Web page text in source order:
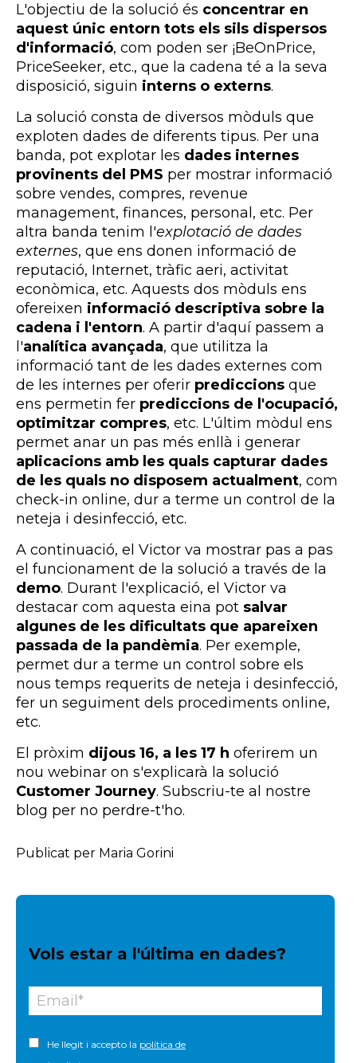
L'objectiu de la solució és concentrar en
aquest únic entorn tots els sils dispersos
d'informació, com poden ser ¡BeOnPrice,
PriceSeeker, etc., que la cadena té a la seva
disposició, siguin interns o externs.
La solució consta de diversos mòduls que
exploten dades de diferents tipus. Per una
banda, pot explotar les dades internes
provinents del PMS per mostrar informació
sobre vendes, compres, revenue
management, finances, personal, etc. Per
altra banda tenim l'explotació de dades
externes, que ens donen informació de
reputació, Internet, tràfic aeri, activitat
econòmica, etc. Aquests dos mòduls ens
ofereixen informació descriptiva sobre la
cadena i l'entorn. A partir d'aquí passem a
l'analítica avançada, que utilitza la
informació tant de les dades externes com
de les internes per oferir prediccions que
ens permetin fer prediccions de l'ocupació,
optimitzar compres, etc. L'últim mòdul ens
permet anar un pas més enllà i generar
aplicacions amb les quals capturar dades
de les quals no disposem actualment, com
check-in online, dur a terme un control de la
neteja i desinfecció, etc.
A continuació, el Victor va mostrar pas a pas
el funcionament de la solució a través de la
demo. Durant l'explicació, el Victor va
destacar com aquesta eina pot salvar
algunes de les dificultats que apareixen
passada de la pandèmia. Per exemple,
permet dur a terme un control sobre els
nous temps requerits de neteja i desinfecció,
fer un seguiment dels procediments online,
etc.
El pròxim dijous 16, a les 17 h oferirem un
nou webinar on s'explicarà la solució
Customer Journey. Subscriu-te al nostre
blog per no perdre-t'ho.
Publicat per Maria Gorini
Vols estar a l'última en dades?
He llegit i accepto la política de